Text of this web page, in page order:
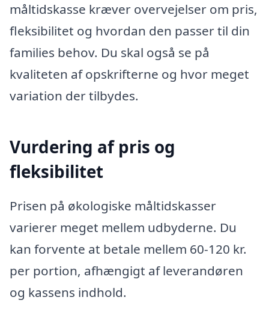
måltidskasse kræver overvejelser om pris,
fleksibilitet og hvordan den passer til din
families behov. Du skal også se på
kvaliteten af opskrifterne og hvor meget
variation der tilbydes.
Vurdering af pris og
fleksibilitet
Prisen på økologiske måltidskasser
varierer meget mellem udbyderne. Du
kan forvente at betale mellem 60-120 kr.
per portion, afhængigt af leverandøren
og kassens indhold.